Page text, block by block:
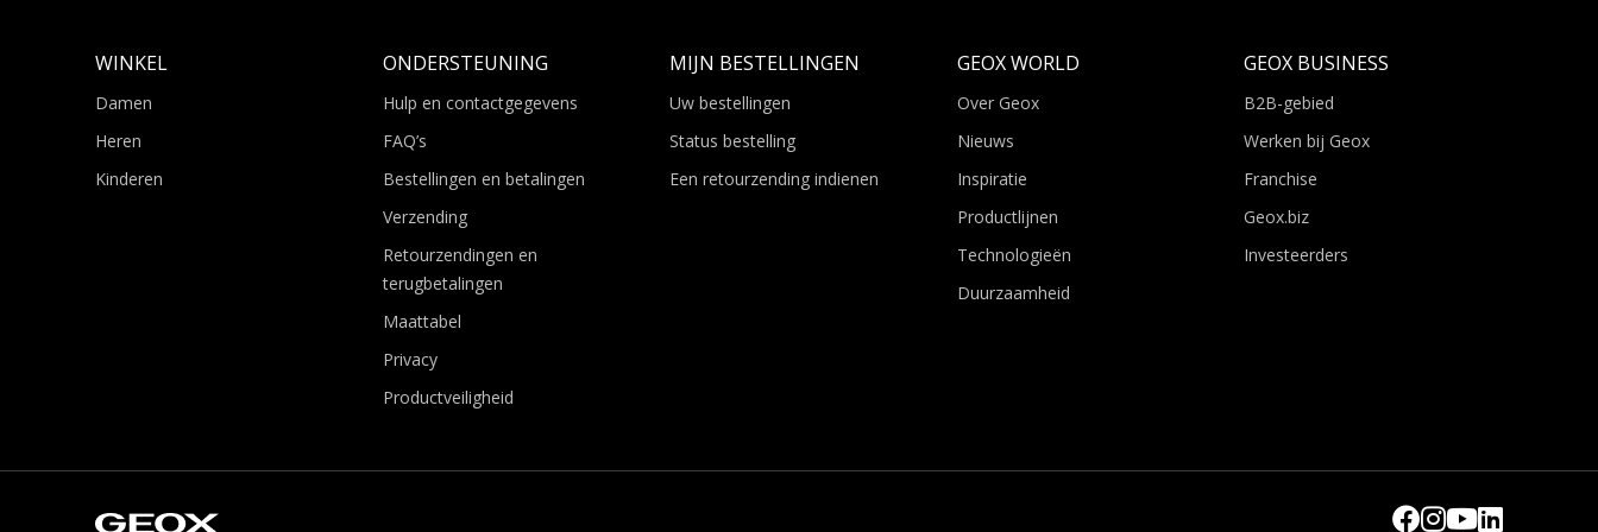
WINKEL
Damen
Heren
Kinderen
ONDERSTEUNING
Hulp en contactgegevens
FAQ’s
Bestellingen en betalingen
Verzending
Retourzendingen en
terugbetalingen
Maattabel
Privacy
Productveiligheid
MIJN BESTELLINGEN
Uw bestellingen
Status bestelling
Een retourzending indienen
GEOX WORLD
Over Geox
Nieuws
Inspiratie
Productlijnen
Technologieën
Duurzaamheid
GEOX BUSINESS
B2B-gebied
Werken bij Geox
Franchise
Geox.biz
Investeerders